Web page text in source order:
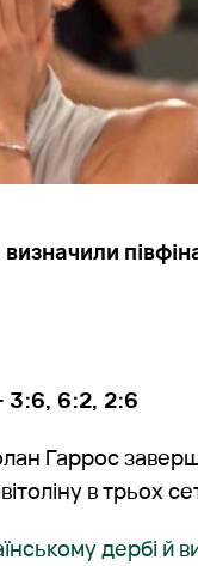
3:6, 6:2, 2:6
Гаррос
в трьох
дербі й